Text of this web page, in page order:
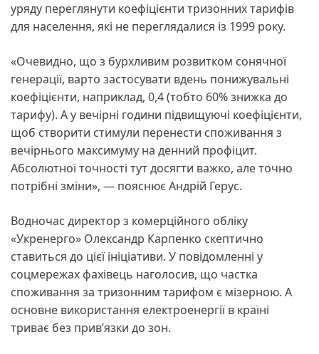
уряду переглянути коефіцієнти тризонних тарифів
для населення, які не переглядалися із 1999 року.
«Очевидно, що з бурхливим розвитком сонячної
генерації, варто застосувати вдень понижувальні
коефіцієнти, наприклад, 0,4 (тобто 60% знижка до
тарифу). А у вечірні години підвищуючі коефіцієнти,
щоб створити стимули перенести споживання з
вечірнього максимуму на денний профіцит.
Абсолютної точності тут досягти важко, але точно
потрібні зміни», — пояснює Андрій Герус.
Водночас директор з комерційного обліку
«Укренерго» Олександр Карпенко скептично
ставиться до цієї ініціативи. У повідомленні у
соцмережах фахівець наголосив, що частка
споживання за тризонним тарифом є мізерною. А
основне використання електроенергії в країні
триває без прив’язки до зон.